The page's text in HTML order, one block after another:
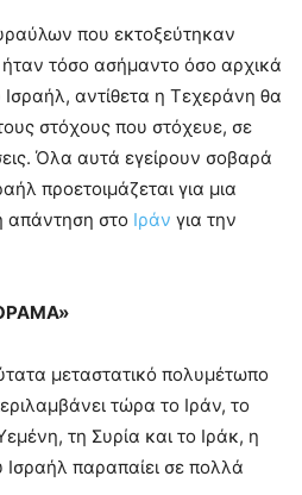
που εκτοξεύτηκαν
τόσο ασήμαντο όσο αρχικά
Ισραήλ, αντίθετα η Τεχεράνη θα
στόχους που στόχευε, σε
Όλα αυτά εγείρουν σοβαρά
προετοιμάζεται για μια
απάντηση στο Ιράν για την
μεταστατικό πολυμέτωπο
τώρα το Ιράν, το
τη Συρία και το Ιράκ, η
Ισραήλ παραπαίει σε πολλά